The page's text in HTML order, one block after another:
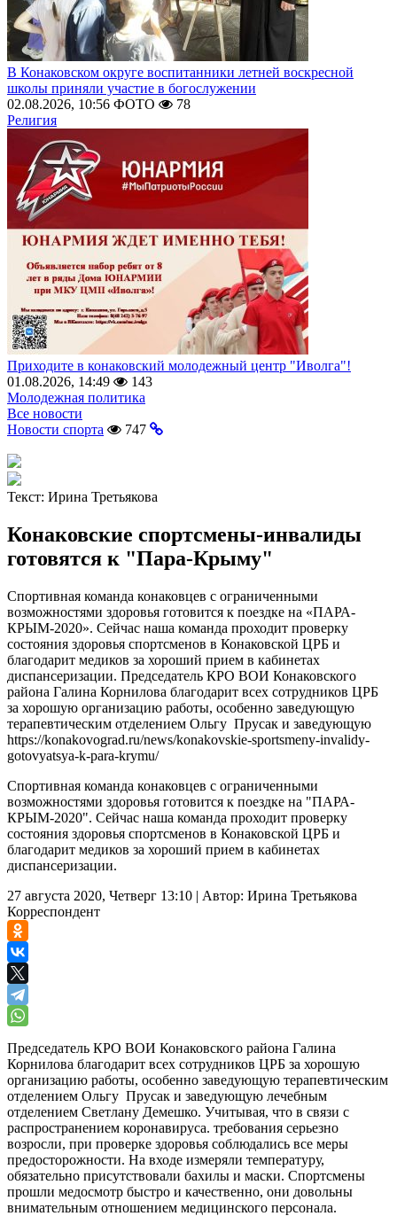
В Конаковском округе воспитанники летней воскресной
школы приняли участие в богослужении
02.08.2026, 10:56 ФОТО
78
Религия
Приходите в конаковский молодежный центр "Иволга"!
01.08.2026, 14:49
143
Молодежная политика
Все новости
Новости спорта
747
Текст: Ирина Третьякова
Конаковские спортсмены-инвалиды
готовятся к "Пара-Крыму"
Спортивная команда конаковцев с ограниченными
возможностями здоровья готовится к поездке на «ПАРА-
КРЫМ-2020». Сейчас наша команда проходит проверку
состояния здоровья спортсменов в Конаковской ЦРБ и
благодарит медиков за хороший прием в кабинетах
диспансеризации. Председатель КРО ВОИ Конаковского
района Галина Корнилова благодарит всех сотрудников ЦРБ
за хорошую организацию работы, особенно заведующую
терапевтическим отделением Ольгу Прусак и заведующую
https://konakovograd.ru/news/konakovskie-sportsmeny-invalidy-
gotovyatsya-k-para-krymu/
Спортивная команда конаковцев с ограниченными
возможностями здоровья готовится к поездке на "ПАРА-
КРЫМ-2020". Сейчас наша команда проходит проверку
состояния здоровья спортсменов в Конаковской ЦРБ и
благодарит медиков за хороший прием в кабинетах
диспансеризации.
27 августа 2020, Четверг 13:10 | Автор: Ирина Третьякова
Корреспондент
Председатель КРО ВОИ Конаковского района Галина
Корнилова благодарит всех сотрудников ЦРБ за хорошую
организацию работы, особенно заведующую терапевтическим
отделением Ольгу Прусак и заведующую лечебным
отделением Светлану Демешко. Учитывая, что в связи с
распространением коронавируса. требования серьезно
возросли, при проверке здоровья соблюдались все меры
предосторожности. На входе измеряли температуру,
обязательно присутствовали бахилы и маски. Спортсмены
прошли медосмотр быстро и качественно, они довольны
внимательным отношением медицинского персонала.